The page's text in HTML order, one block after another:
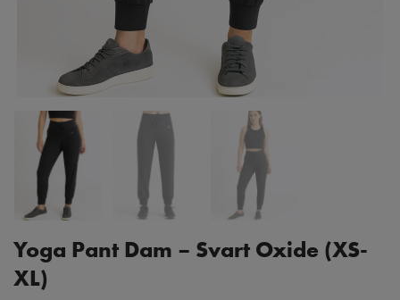
Yoga Pant Dam – Svart Oxide (XS-
XL)